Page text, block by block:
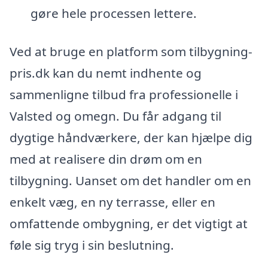
gøre hele processen lettere.
Ved at bruge en platform som tilbygning-
pris.dk kan du nemt indhente og
sammenligne tilbud fra professionelle i
Valsted og omegn. Du får adgang til
dygtige håndværkere, der kan hjælpe dig
med at realisere din drøm om en
tilbygning. Uanset om det handler om en
enkelt væg, en ny terrasse, eller en
omfattende ombygning, er det vigtigt at
føle sig tryg i sin beslutning.